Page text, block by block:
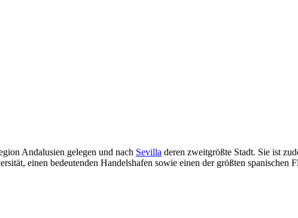
Andalusien gelegen und nach Sevilla deren zweitgrößte Stadt. Sie ist
einen bedeutenden Handelshafen sowie einen der größten